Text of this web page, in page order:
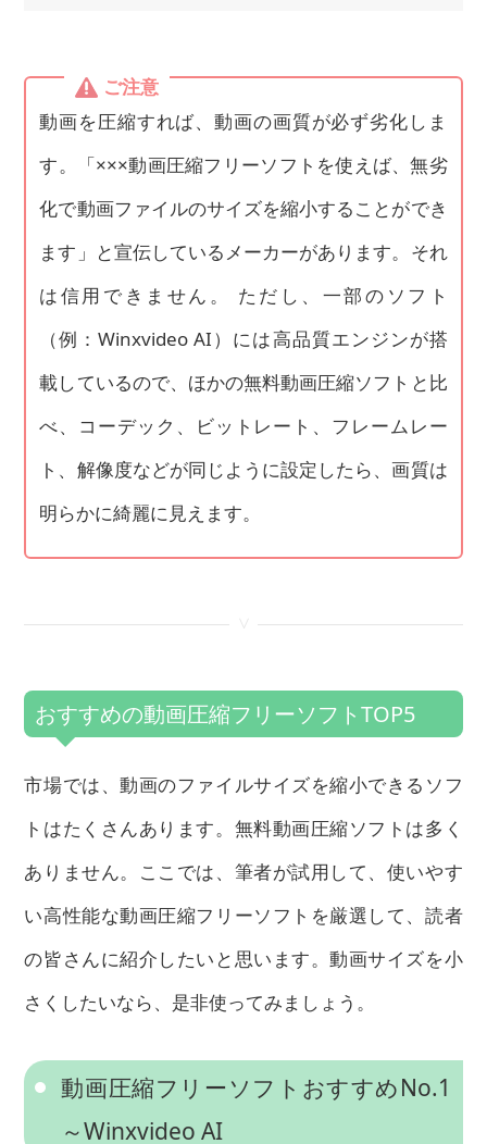
ご注意
動画を圧縮すれば、動画の画質が必ず劣化しま
す。「×××動画圧縮フリーソフトを使えば、無劣
化で動画ファイルのサイズを縮小することができ
ます」と宣伝しているメーカーがあります。それ
は信用できません。 ただし、一部のソフト
（例：Winxvideo AI）には高品質エンジンが搭
載しているので、ほかの無料動画圧縮ソフトと比
べ、コーデック、ビットレート、フレームレー
ト、解像度などが同じように設定したら、画質は
明らかに綺麗に見えます。
おすすめの動画圧縮フリーソフトTOP5
市場では、動画のファイルサイズを縮小できるソフ
トはたくさんあります。無料動画圧縮ソフトは多く
ありません。ここでは、筆者が試用して、使いやす
い高性能な動画圧縮フリーソフトを厳選して、読者
の皆さんに紹介したいと思います。動画サイズを小
さくしたいなら、是非使ってみましょう。
動画圧縮フリーソフトおすすめNo.1
～Winxvideo AI